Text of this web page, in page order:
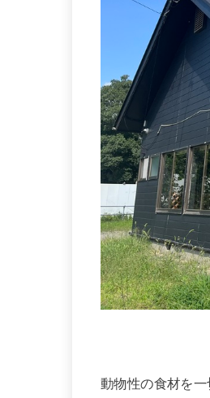
動物性の食材を